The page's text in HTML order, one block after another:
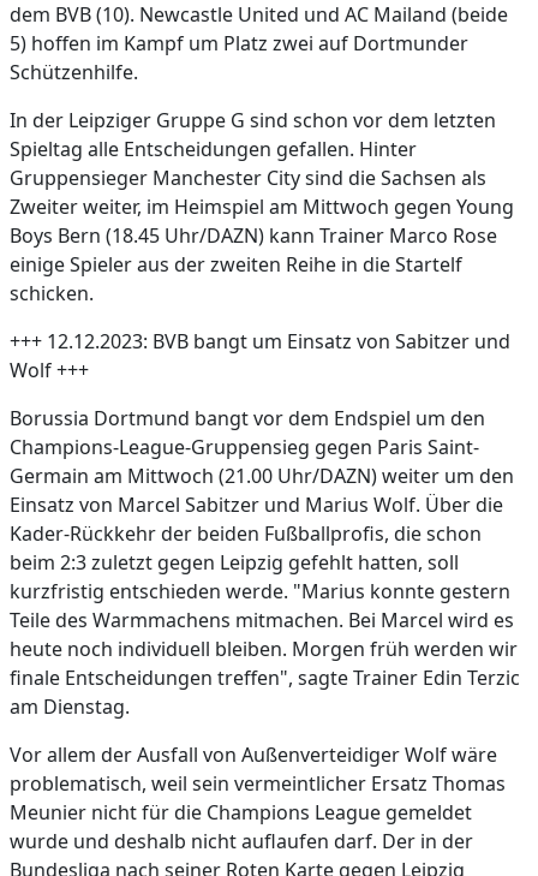
dem BVB (10). Newcastle United und AC Mailand (beide
5) hoffen im Kampf um Platz zwei auf Dortmunder
Schützenhilfe.
In der Leipziger Gruppe G sind schon vor dem letzten
Spieltag alle Entscheidungen gefallen. Hinter
Gruppensieger Manchester City sind die Sachsen als
Zweiter weiter, im Heimspiel am Mittwoch gegen Young
Boys Bern (18.45 Uhr/DAZN) kann Trainer Marco Rose
einige Spieler aus der zweiten Reihe in die Startelf
schicken.
+++ 12.12.2023: BVB bangt um Einsatz von Sabitzer und
Wolf +++
Borussia Dortmund bangt vor dem Endspiel um den
Champions-League-Gruppensieg gegen Paris Saint-
Germain am Mittwoch (21.00 Uhr/DAZN) weiter um den
Einsatz von Marcel Sabitzer und Marius Wolf. Über die
Kader-Rückkehr der beiden Fußballprofis, die schon
beim 2:3 zuletzt gegen Leipzig gefehlt hatten, soll
kurzfristig entschieden werde. "Marius konnte gestern
Teile des Warmmachens mitmachen. Bei Marcel wird es
heute noch individuell bleiben. Morgen früh werden wir
finale Entscheidungen treffen", sagte Trainer Edin Terzic
am Dienstag.
Vor allem der Ausfall von Außenverteidiger Wolf wäre
problematisch, weil sein vermeintlicher Ersatz Thomas
Meunier nicht für die Champions League gemeldet
wurde und deshalb nicht auflaufen darf. Der in der
Bundesliga nach seiner Roten Karte gegen Leipzig